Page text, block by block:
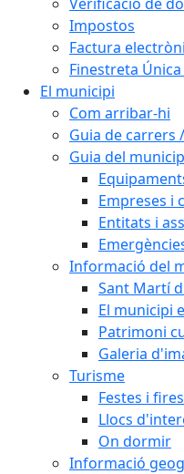
Impostos
Factura
Finestreta
El municipi
Com arribar-hi
Guia de carrers
Guia del
Empreses i
Entitats i
Informació del
Sant Martí
El municipi
Patrimoni
Galeria
Turisme
Festes i fires
Llocs
On dormir
Informació